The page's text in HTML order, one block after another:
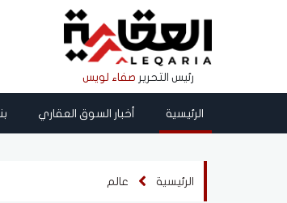
رئيس التحرير صفاء لويس
الرئيسية أخبار السوق العقاري
الرئيسية عالم